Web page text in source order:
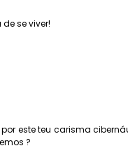
se viver!
por este teu carisma
?